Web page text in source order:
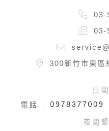
03-
03-
300新竹市東區
日
電話
0978377009
夜間